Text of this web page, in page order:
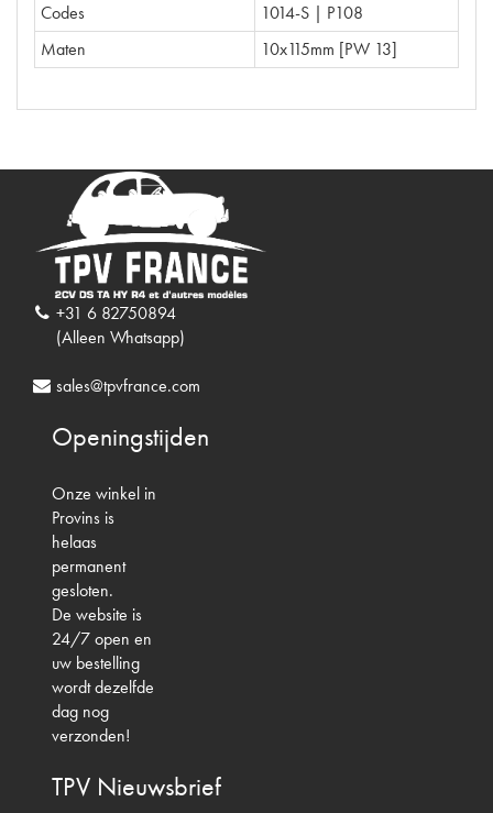
Codes
1014-S | P108
Maten
10x115mm [PW 13]
+31 6 82750894
(Alleen Whatsapp)
sales@tpvfrance.com
Openingstijden
Onze winkel in
Provins is
helaas
permanent
gesloten.
De website is
24/7 open en
uw bestelling
wordt dezelfde
dag nog
verzonden!
TPV Nieuwsbrief